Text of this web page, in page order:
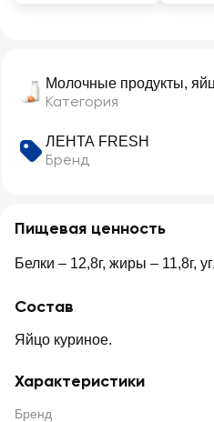
Молочные продукты,
Категория
ЛЕНТА FRESH
Бренд
Пищевая ценность
Белки – 12,8г, жиры – 11,8г,
Состав
Яйцо куриное.
Характеристики
Бренд